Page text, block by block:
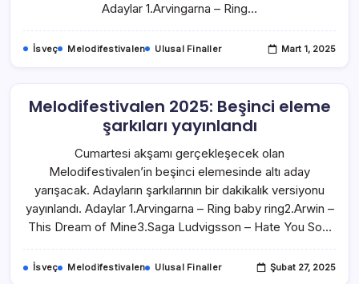
Adaylar 1.Arvingarna – Ring…
İsveç Melodifestivalen Ulusal Finaller Mart 1, 2025
Melodifestivalen 2025: Beşinci eleme
şarkıları yayınlandı
Cumartesi akşamı gerçekleşecek olan
Melodifestivalen’in beşinci elemesinde altı aday
yarışacak. Adayların şarkılarının bir dakikalık versiyonu
yayınlandı. Adaylar 1.Arvingarna – Ring baby ring2.Arwin –
This Dream of Mine3.Saga Ludvigsson – Hate You So…
İsveç Melodifestivalen Ulusal Finaller Şubat 27, 2025